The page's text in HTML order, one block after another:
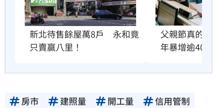
新北待售餘屋萬8戶　永和竟
只賣贏八里！
父親節真的快
年暴增逾400
房市 建照量 開工量
信用管制